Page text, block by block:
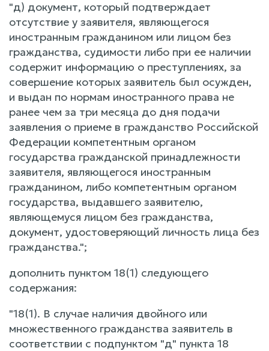
"д) документ, который подтверждает
отсутствие у заявителя, являющегося
иностранным гражданином или лицом без
гражданства, судимости либо при ее наличии
содержит информацию о преступлениях, за
совершение которых заявитель был осужден,
и выдан по нормам иностранного права не
ранее чем за три месяца до дня подачи
заявления о приеме в гражданство Российской
Федерации компетентным органом
государства гражданской принадлежности
заявителя, являющегося иностранным
гражданином, либо компетентным органом
государства, выдавшего заявителю,
являющемуся лицом без гражданства,
документ, удостоверяющий личность лица без
гражданства.";
дополнить пунктом 18(1) следующего
содержания:
"18(1). В случае наличия двойного или
множественного гражданства заявитель в
соответствии с подпунктом "д" пункта 18